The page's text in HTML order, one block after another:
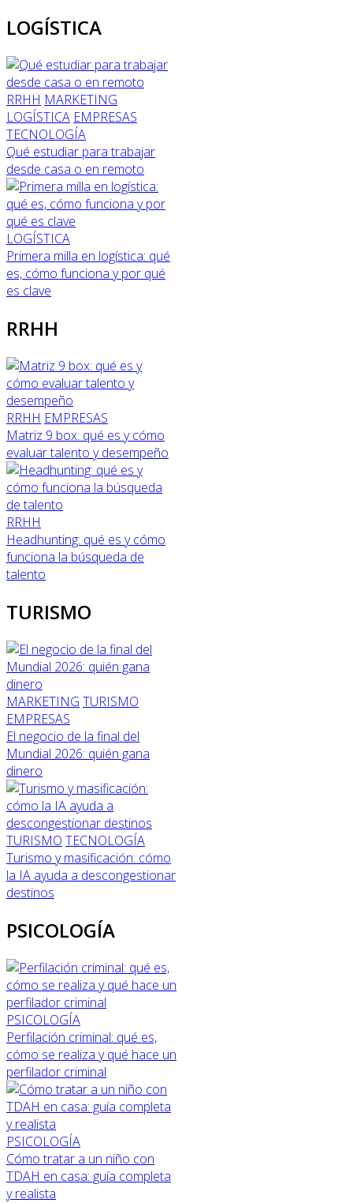
LOGÍSTICA
RRHH MARKETING
LOGÍSTICA EMPRESAS
TECNOLOGÍA
Qué estudiar para trabajar
desde casa o en remoto
LOGÍSTICA
Primera milla en logística: qué
es, cómo funciona y por qué
es clave
RRHH
RRHH EMPRESAS
Matriz 9 box: qué es y cómo
evaluar talento y desempeño
RRHH
Headhunting: qué es y cómo
funciona la búsqueda de
talento
TURISMO
MARKETING TURISMO
EMPRESAS
El negocio de la final del
Mundial 2026: quién gana
dinero
TURISMO TECNOLOGÍA
Turismo y masificación: cómo
la IA ayuda a descongestionar
destinos
PSICOLOGÍA
PSICOLOGÍA
Perfilación criminal: qué es,
cómo se realiza y qué hace un
perfilador criminal
PSICOLOGÍA
Cómo tratar a un niño con
TDAH en casa: guía completa
y realista